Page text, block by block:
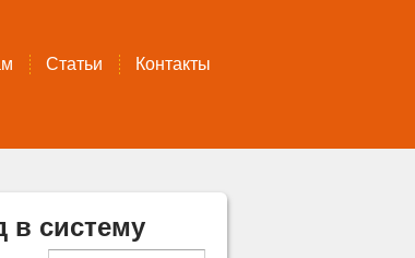
Статьи Контакты
в систему